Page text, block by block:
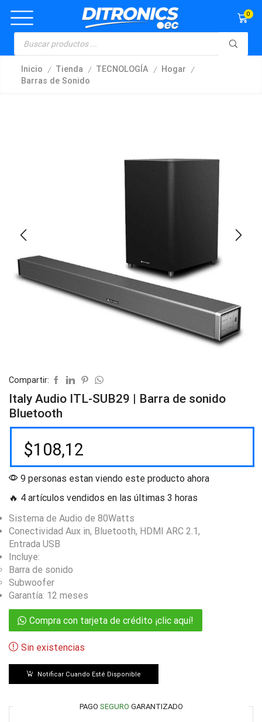
0
Inicio / Tienda / TECNOLOGÍA / Hogar /
Barras de Sonido
Compartir:
Italy Audio ITL-SUB29 | Barra de sonido
Bluetooth
$108,12
9 personas estan viendo este producto ahora
🔥 4 artículos vendidos en las últimas 3 horas
Sistema de Audio de 80Watts
Conectividad Aux in, Bluetooth, HDMI ARC 2.1,
Entrada USB
Incluye:
Barra de sonido
Subwoofer
Garantía: 12 meses
Compra con tarjeta de crédito ¡clic aquí!
Sin existencias
Notificar Cuando Esté Disponible
PAGO SEGURO GARANTIZADO